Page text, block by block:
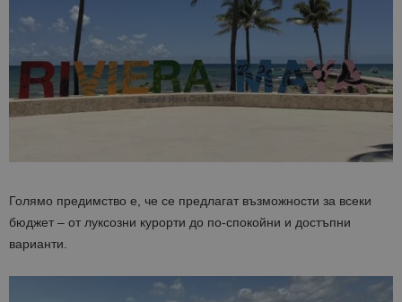
Голямо предимство е, че се предлагат възможности за всеки
бюджет – от луксозни курорти до по-спокойни и достъпни
варианти.